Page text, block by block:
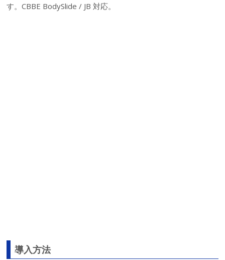
す。CBBE BodySlide / JB 対応。
導入方法